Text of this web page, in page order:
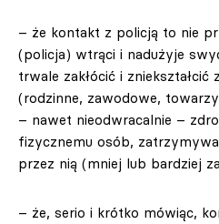
– że kontakt z policją to nie
(policja) wtrąci i nadużyje
trwale zakłócić i zniekształcić
(rodzinne, zawodowe,
– nawet nieodwracalnie –
fizycznemu osób,
przez nią (mniej lub bardziej
– że, serio i krótko mówiąc,